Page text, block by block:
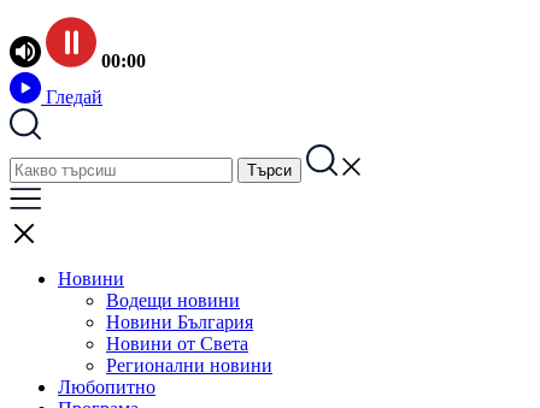
00:00
Гледай
Новини
Водещи новини
Новини България
Новини от Света
Регионални новини
Любопитно